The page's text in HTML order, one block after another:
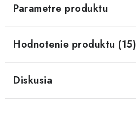
Parametre produktu
Hodnotenie produktu (15)
Diskusia